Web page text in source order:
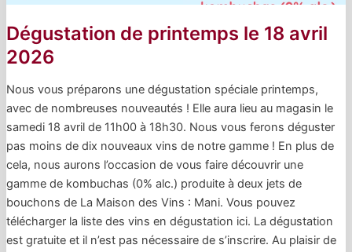
Dégustation de printemps le 18 avril
2026
Nous vous préparons une dégustation spéciale printemps,
avec de nombreuses nouveautés ! Elle aura lieu au magasin le
samedi 18 avril de 11h00 à 18h30. Nous vous ferons déguster
pas moins de dix nouveaux vins de notre gamme ! En plus de
cela, nous aurons l’occasion de vous faire découvrir une
gamme de kombuchas (0% alc.) produite à deux jets de
bouchons de La Maison des Vins : Mani. Vous pouvez
télécharger la liste des vins en dégustation ici. La dégustation
est gratuite et il n’est pas nécessaire de s’inscrire. Au plaisir de